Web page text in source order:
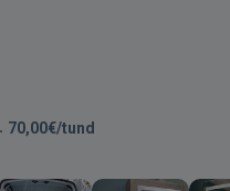
70,00€/tund